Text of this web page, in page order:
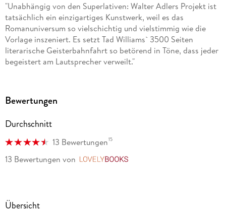
Fantasy-Bestsellern schreibt Tad Williams Drehbücher und
Hörspiele, erfindet Computerspiele und zeichnet Comics. Er
lebt mit seiner Frau und seinen Kindern in der Nähe von San
Francisco.
"Unabhängig von den Superlativen: Walter Adlers Projekt ist
tatsächlich ein einzigartiges Kunstwerk, weil es das
Romanuniversum so vielschichtig und vielstimmig wie die
Vorlage inszeniert. Es setzt Tad Williams` 3500 Seiten
literarische Geisterbahnfahrt so betörend in Töne, dass jeder
begeistert am Lautsprecher verweilt."
Bewertungen
Durchschnitt
13 Bewertungen15
13 Bewertungen von
Übersicht